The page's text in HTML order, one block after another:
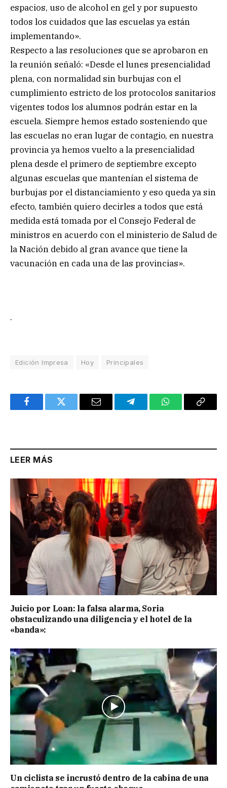
espacios, uso de alcohol en gel y por supuesto
todos los cuidados que las escuelas ya están
implementando».
Respecto a las resoluciones que se aprobaron en
la reunión señaló: «Desde el lunes presencialidad
plena, con normalidad sin burbujas con el
cumplimiento estricto de los protocolos sanitarios
vigentes todos los alumnos podrán estar en la
escuela. Siempre hemos estado sosteniendo que
las escuelas no eran lugar de contagio, en nuestra
provincia ya hemos vuelto a la presencialidad
plena desde el primero de septiembre excepto
algunas escuelas que mantenían el sistema de
burbujas por el distanciamiento y eso queda ya sin
efecto, también quiero decirles a todos que está
medida está tomada por el Consejo Federal de
ministros en acuerdo con el ministerio de Salud de
la Nación debido al gran avance que tiene la
vacunación en cada una de las provincias».
.
Edición Impresa Hoy Principales
FacebookTwitter Email TelegramWhatsAppCopy
LEER MÁS
Juicio por Loan: la falsa alarma, Soria
obstaculizando una diligencia y el hotel de la
«banda»:
Un ciclista se incrustó dentro de la cabina de una